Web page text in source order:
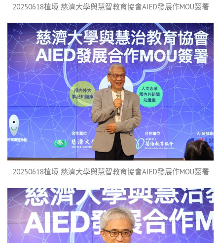
20250618植境 慈濟大學與慧智教育協會AIED發展作MOU簽署
20250618植境 慈濟大學與慧智教育協會AIED發展作MOU簽署